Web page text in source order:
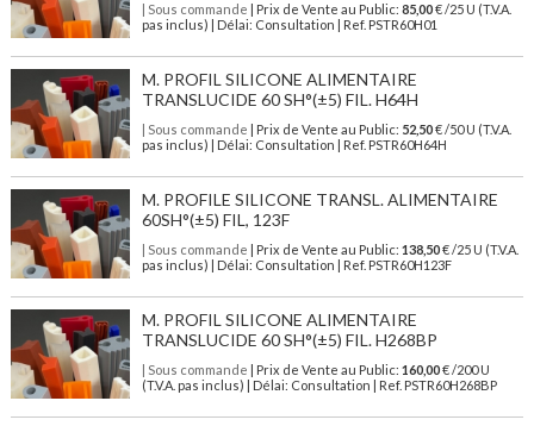
| Sous commande | Prix de Vente au Public: 85,00€ /25 U (T.V.A.
pas inclus) | Délai: Consultation | Ref. PSTR60H01
M. PROFIL SILICONE ALIMENTAIRE
TRANSLUCIDE 60 SH°(±5) FIL. H64H
| Sous commande | Prix de Vente au Public: 52,50€ /50 U (T.V.A.
pas inclus) | Délai: Consultation | Ref. PSTR60H64H
M. PROFILE SILICONE TRANSL. ALIMENTAIRE
60SH°(±5) FIL, 123F
| Sous commande | Prix de Vente au Public: 138,50€ /25 U (T.V.A.
pas inclus) | Délai: Consultation | Ref. PSTR60H123F
M. PROFIL SILICONE ALIMENTAIRE
TRANSLUCIDE 60 SH°(±5) FIL. H268BP
| Sous commande | Prix de Vente au Public: 160,00€ /200 U
(T.V.A. pas inclus) | Délai: Consultation | Ref. PSTR60H268BP